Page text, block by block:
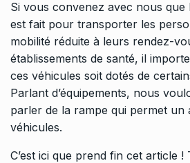
Si vous convenez avec nous que
est fait pour transporter les
mobilité réduite à leurs rendez-
établissements de santé, il
ces véhicules soit dotés de
Parlant d’équipements, nous
parler de la rampe qui permet un
véhicules.
C’est ici que prend fin cet article !